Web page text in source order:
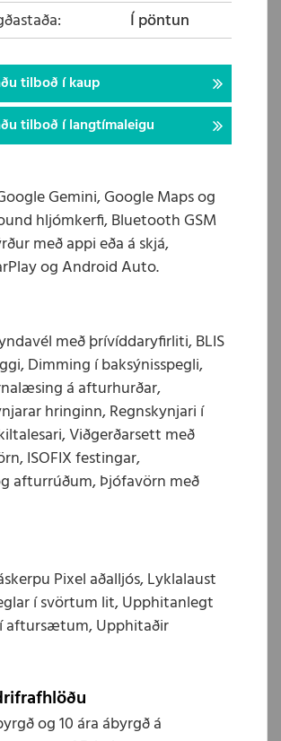
Í pöntun
tilboð í kaup
tilboð í langtímaleigu
Gemini, Google Maps og
hljómkerfi, Bluetooth GSM
með appi eða á skjá,
og Android Auto.
með þrívíddaryfirliti, BLIS
Dimming í baksýnisspegli,
á afturhurðar,
hringinn, Regnskynjari í
Viðgerðarsett með
ISOFIX festingar,
afturrúðum, Þjófavörn með
Pixel aðalljós, Lyklalaust
í svörtum lit, Upphitanlegt
aftursætum, Upphitaðir
og 10 ára ábyrgð á